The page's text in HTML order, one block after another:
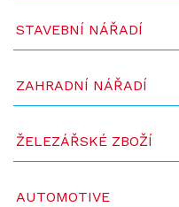
STAVEBNÍ NÁŘADÍ
ZAHRADNÍ NÁŘADÍ
ŽELEZÁŘSKÉ ZBOŽÍ
AUTOMOTIVE